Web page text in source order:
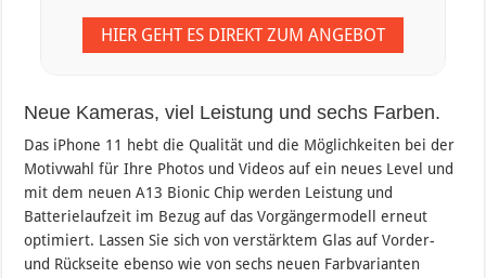
HIER GEHT ES DIREKT ZUM ANGEBOT
Neue Kameras, viel Leistung und sechs Farben.
Das iPhone 11 hebt die Qualität und die Möglichkeiten bei der
Motivwahl für Ihre Photos und Videos auf ein neues Level und
mit dem neuen A13 Bionic Chip werden Leistung und
Batterielaufzeit im Bezug auf das Vorgängermodell erneut
optimiert. Lassen Sie sich von verstärktem Glas auf Vorder-
und Rückseite ebenso wie von sechs neuen Farbvarianten